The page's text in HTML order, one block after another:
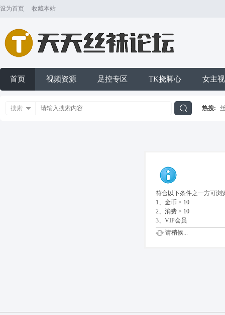
设为首页 收藏本站
首页 视频资源 足控专区 TK挠脚心 女主
搜索 热搜:
符合以下条件之一方可浏
1、金币 > 10
2、消费 > 10
3、VIP会员
请稍候...